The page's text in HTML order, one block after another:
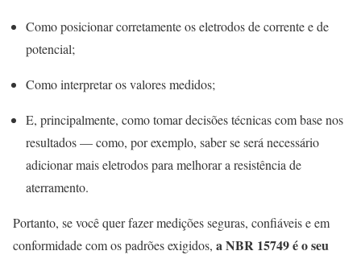
Como posicionar corretamente os eletrodos de corrente e de
potencial;
Como interpretar os valores medidos;
E, principalmente, como tomar decisões técnicas com base nos
resultados — como, por exemplo, saber se será necessário
adicionar mais eletrodos para melhorar a resistência de
aterramento.
Portanto, se você quer fazer medições seguras, confiáveis e em
conformidade com os padrões exigidos, a NBR 15749 é o seu